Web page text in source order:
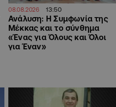
08.08.2026 13:50
Ανάλυση: Η Συμφωνία της
Μέκκας και το σύνθημα
«Ένας για Όλους και Όλοι
για Έναν»